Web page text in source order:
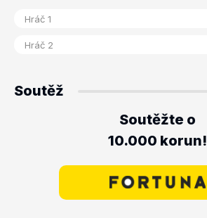
Soutěž
Soutěžte o
10.000 korun!